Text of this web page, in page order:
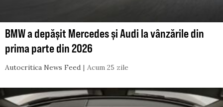
BMW a depășit Mercedes și Audi la vânzările din
prima parte din 2026
Autocritica News Feed Acum 25 zile